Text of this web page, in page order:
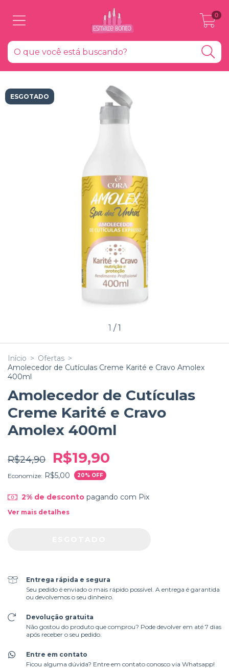
0
ESGOTADO
1 /1
Início > Ofertas >
Amolecedor de Cutículas Creme Karité e Cravo Amolex
400ml
Amolecedor de Cutículas
Creme Karité e Cravo
Amolex 400ml
R$24,90 R$19,90
Economize: R$5,00 20% OFF
2% de descontopagando com Pix
Ver mais detalhes
Entrega rápida e segura
Seu pedido é enviado o mais rápido possível. A entrega é garantida
ou devolvemos o seu dinheiro.
Devolução gratuita
Não gostou do produto que comprou? Pode devolver em até 7 dias
após receber o seu pedido.
Entre em contato
Ficou alguma dúvida? Entre em contato conosco via Whatsapp!